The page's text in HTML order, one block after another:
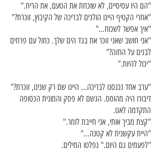
"הם היו עסיסיים, לא שוכחת את הטעם, את הריח."
"אחרי הקטיף היינו הולכים לבריכה של הקיבוץ, זוכרת?"
"איך אפשר לשכוח..."
"אני חושב שאני זוכר את בגד הים שלך. כחול עם פרחים
לבנים על החזה?"
"יכול להיות."
"ערב אחד נכנסנו לבריכה... היינו שם רק שנינו, זוכרת?"
דיבורו היה מהוסס. הגשם לא פסק והמונית הכסופה
התקדמה לאט.
"קצת מביך אותי, אני חייבת לומר."
"היית עקשנית לא קטנה..."
"לפעמים גם היום." נפלטו המילים.